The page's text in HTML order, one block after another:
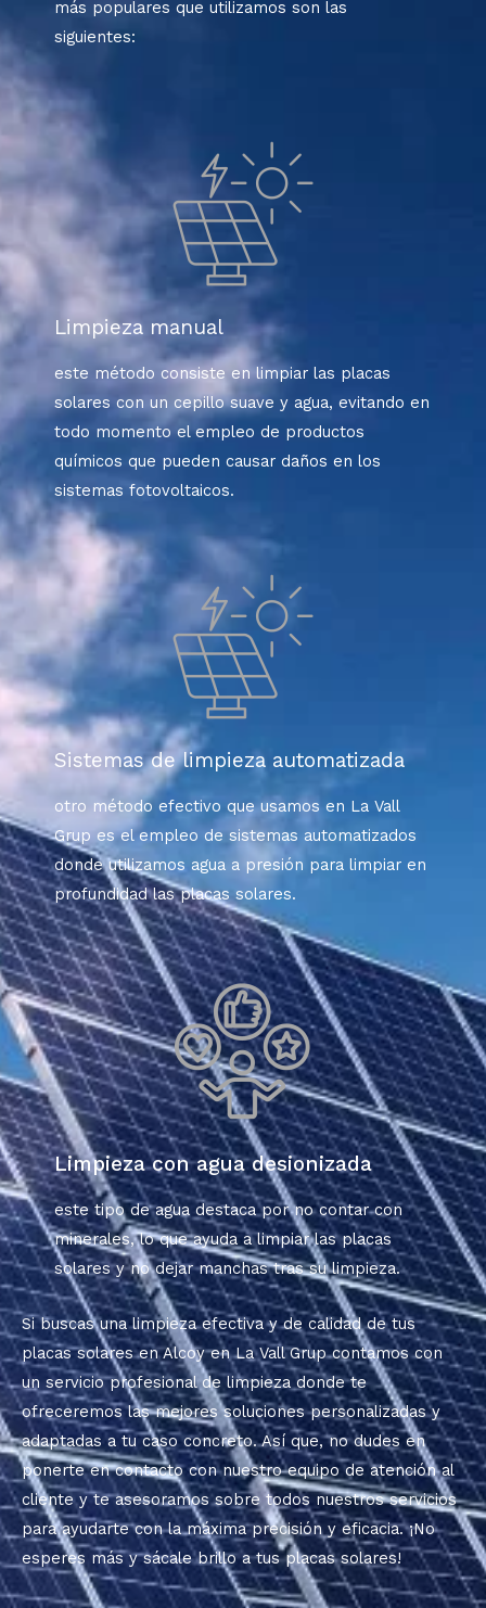
más populares que utilizamos son las
siguientes:
Limpieza manual
este método consiste en limpiar las placas
solares con un cepillo suave y agua, evitando en
todo momento el empleo de productos
químicos que pueden causar daños en los
sistemas fotovoltaicos.
Sistemas de limpieza automatizada
otro método efectivo que usamos en La Vall
Grup es el empleo de sistemas automatizados
donde utilizamos agua a presión para limpiar en
profundidad las placas solares.
Limpieza con agua desionizada
este tipo de agua destaca por no contar con
minerales, lo que ayuda a limpiar las placas
solares y no dejar manchas tras su limpieza.
Si buscas una limpieza efectiva y de calidad de tus
placas solares en Alcoy enLa VallGrup contamos con
un servicio profesional de limpieza donde te
ofreceremos las mejores soluciones personalizadas y
adaptadas a tu caso concreto. Así que, no dudes en
ponerte en contacto con nuestro equipo de atención al
cliente y te asesoramos sobre todos nuestros servicios
para ayudarte con la máxima precisión y eficacia. ¡No
esperes más y sácale brillo a tus placas solares!